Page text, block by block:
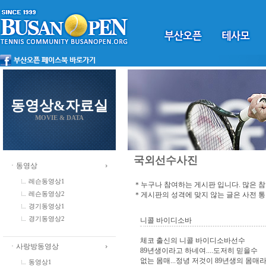
동영상&자료실
MOVIE & DATA
ㆍ동영상
레슨동영상1
레슨동영상2
경기동영상1
경기동영상2
ㆍ사랑방동영상
동영상1
국외선수사진
＊누구나 참여하는 게시판 입니다. 많은
＊게시판의 성격에 맞지 않는 글은 사전
니콜 바이디소바
체코 출신의 니콜 바이디소바선수
89년생이라고 하네여....도저히 믿을수
없는 몸매...정녕 저것이 89년생의 몸매라